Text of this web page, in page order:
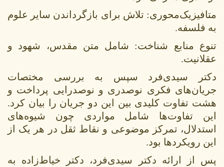
متافیزیک‌محوری: تلاش برای بازگرداندن سایر علوم
به فلسفه.
تنوع منابع شناخت: شامل متن مقدس، شهود و
عقلانیت.
دکتر سیدی‌فرد سپس به بررسی مختصات
جریان‌های فکری نوصدری و نوصدرایی پرداخت و
هشت تفاوت کلیدی بین این دو جریان را بیان کرد.
این تفاوت‌ها شامل مواردی چون شیوه‌های
استدلال، تمرکز موضوعی و نقاط ثقل در هر یک از
این رویکردها بود.
پس از ارائه دکتر سیدی‌فرد، دکتر خیاط‌زاده به